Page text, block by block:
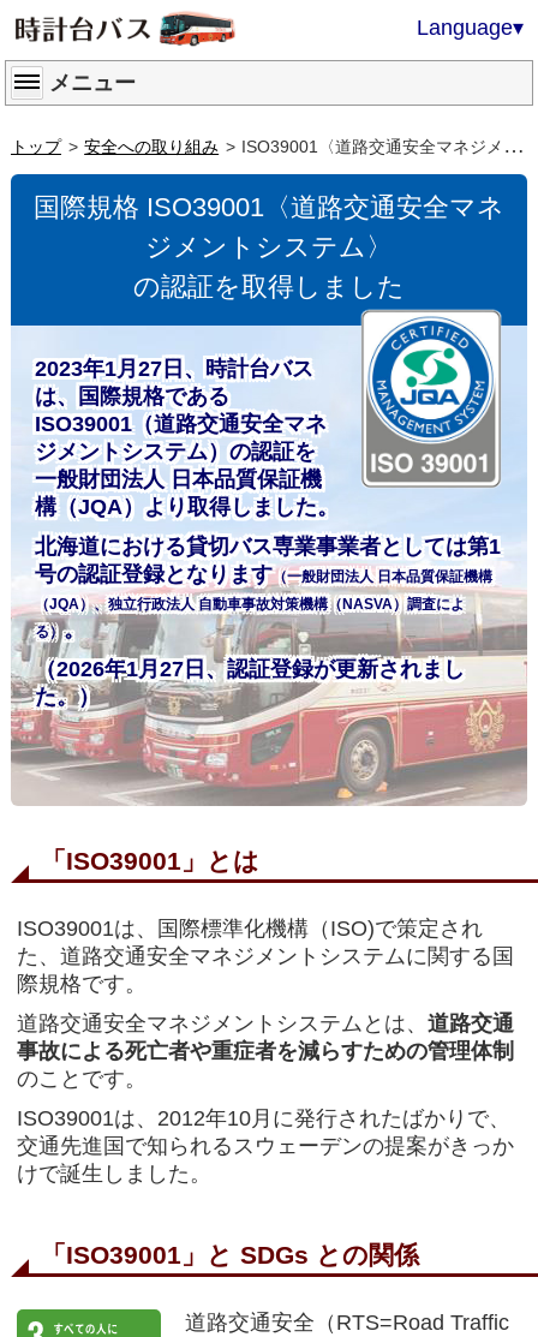
Language▾
メニュー
トップ 安全への取り組み ISO39001〈道路交通安全マネジメントシステム〉認証取得
国際規格 ISO39001〈道路交通安全マネ
ジメントシステム〉
の認証を取得しました
2023年1月27日、時計台バス
は、国際規格である
ISO39001（道路交通安全マネ
ジメントシステム）の認証を
一般財団法人日本品質保証機
構（JQA）より取得しました。
北海道における貸切バス専業事業者としては第1
号の認証登録となります（一般財団法人 日本品質保証機構
（JQA）、独立行政法人 自動車事故対策機構（NASVA）調査によ
る）。
（2026年1月27日、認証登録が更新されまし
た。）
「ISO39001」とは
ISO39001は、国際標準化機構（ISO)で策定され
た、道路交通安全マネジメントシステムに関する国
際規格です。
道路交通安全マネジメントシステムとは、 道路交通
事故による死亡者や重症者を減らすための管理体制
のことです。
ISO39001は、2012年10月に発行されたばかりで、
交通先進国で知られるスウェーデンの提案がきっか
けで誕生しました。
「ISO39001」と SDGs との関係
道路交通安全（RTS=Road Traffic